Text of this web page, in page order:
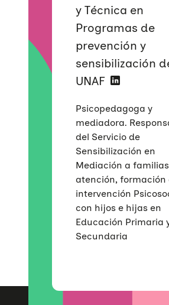
y Técnica en
Programas de
prevención y
sensibilización
UNAF
Psicopedagoga y
mediadora.
del Servicio de
Sensibilización en
Mediación a
atención, formación
intervención
con hijos e hijas en
Educación Primaria
Secundaria